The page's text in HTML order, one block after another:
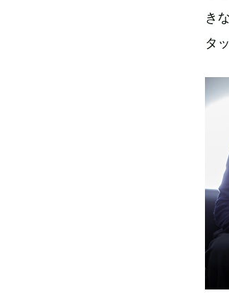
き
タ